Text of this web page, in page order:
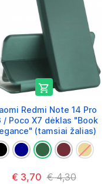

Redmi Note 14 Pro
/ Poco X7 dėklas "Book
(tamsiai žalias)
€ 3,70 € 4,30